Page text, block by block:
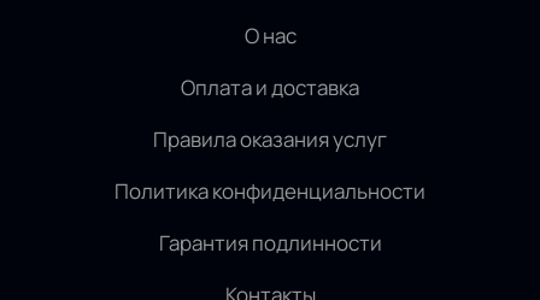
О нас
Оплата и доставка
Правила оказания услуг
Политика конфиденциальности
Гарантия подлинности